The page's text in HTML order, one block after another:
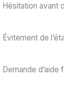
Hésitation avant
Évitement de
Demande d’aide